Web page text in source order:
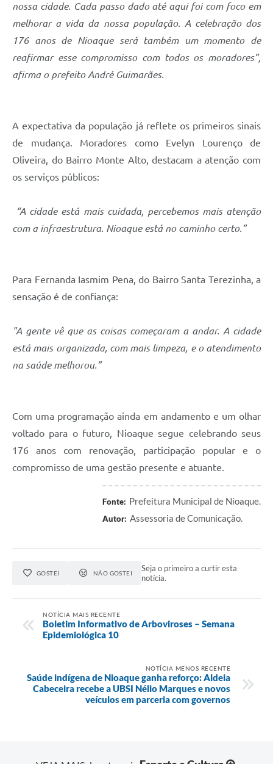
nossa cidade. Cada passo dado até aqui foi com foco em
melhorar a vida da nossa população. A celebração dos
176 anos de Nioaque será também um momento de
reafirmar esse compromisso com todos os moradores”,
afirma o prefeito André Guimarães.
A expectativa da população já reflete os primeiros sinais
de mudança. Moradores como Evelyn Lourenço de
Oliveira, do Bairro Monte Alto, destacam a atenção com
os serviços públicos:
“A cidade está mais cuidada, percebemos mais atenção
com a infraestrutura. Nioaque está no caminho certo.”
Para Fernanda Iasmim Pena, do Bairro Santa Terezinha, a
sensação é de confiança:
"A gente vê que as coisas começaram a andar. A cidade
está mais organizada, com mais limpeza, e o atendimento
na saúde melhorou.”
Com uma programação ainda em andamento e um olhar
voltado para o futuro, Nioaque segue celebrando seus
176 anos com renovação, participação popular e o
compromisso de uma gestão presente e atuante.
Fonte: Prefeitura Municipal de Nioaque.
Autor: Assessoria de Comunicação.
GOSTEI NÃO GOSTEI
Seja o primeiro a curtir esta
notícia.
NOTÍCIA MAIS RECENTE
Boletim Informativo de Arboviroses – Semana
Epidemiológica 10
NOTÍCIA MENOS RECENTE
Saúde indígena de Nioaque ganha reforço: Aldeia
Cabeceira recebe a UBSI Nélio Marques e novos
veículos em parceria com governos